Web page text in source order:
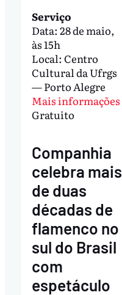
Serviço
Data: 28 de maio,
às 15h
Local: Centro
Cultural da Ufrgs
— Porto Alegre
Mais informações
Gratuito
Companhia
celebra mais
de duas
décadas de
flamenco no
sul do Brasil
com
espetáculo